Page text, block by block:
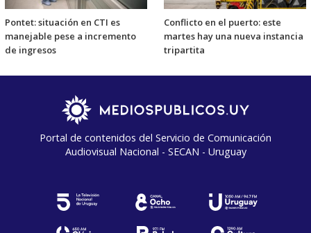
Pontet: situación en CTI es
manejable pese a incremento
de ingresos
Conflicto en el puerto: este
martes hay una nueva instancia
tripartita
Portal de contenidos del Servicio de Comunicación
Audiovisual Nacional - SECAN - Uruguay